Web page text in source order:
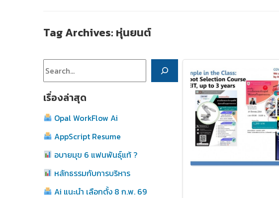
Tag Archives: หุ่นยนต์
เรื่องล่าสุด
Opal WorkFlow Ai
AppScript Resume
อบายมุข 6 แฟนพันธุ์แท้ ?
หลักธรรมกับการบริหาร
Ai แนะนำ เลือกตั้ง 8 ก.พ. 69